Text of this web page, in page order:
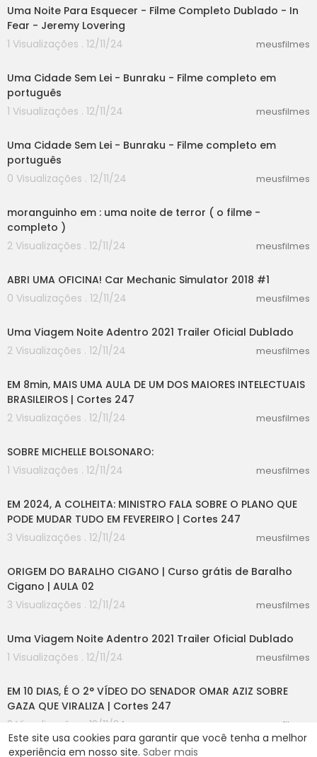
Este site usa cookies para garantir que você tenha a melhor
experiência em nosso site. Saber mais
Uma Noite Para Esquecer - Filme Completo Dublado - In
Fear - Jeremy Lovering
1 Visualizações . 12/11/24
meusfilmes
Uma Cidade Sem Lei - Bunraku - Filme completo em
português
1 Visualizações . 12/11/24
meusfilmes
Uma Cidade Sem Lei - Bunraku - Filme completo em
português
0 Visualizações . 12/11/24
meusfilmes
moranguinho em : uma noite de terror ( o filme -
completo )
2 Visualizações . 12/11/24
meusfilmes
ABRI UMA OFICINA! Car Mechanic Simulator 2018 #1
0 Visualizações . 12/11/24
meusfilmes
Uma Viagem Noite Adentro 2021 Trailer Oficial Dublado
2 Visualizações . 12/11/24
meusfilmes
EM 8min, MAIS UMA AULA DE UM DOS MAIORES INTELECTUAIS
BRASILEIROS | Cortes 247
2 Visualizações . 12/11/24
meusfilmes
SOBRE MICHELLE BOLSONARO:
1 Visualizações . 12/11/24
meusfilmes
EM 2024, A COLHEITA: MINISTRO FALA SOBRE O PLANO QUE
PODE MUDAR TUDO EM FEVEREIRO | Cortes 247
3 Visualizações . 12/11/24
meusfilmes
ORIGEM DO BARALHO CIGANO | Curso grátis de Baralho
Cigano | AULA 02
3 Visualizações . 12/11/24
meusfilmes
Uma Viagem Noite Adentro 2021 Trailer Oficial Dublado
1 Visualizações . 12/11/24
meusfilmes
EM 10 DIAS, É O 2° VÍDEO DO SENADOR OMAR AZIZ SOBRE
GAZA QUE VIRALIZA | Cortes 247
2 Visualizações . 12/11/24
meusfilmes